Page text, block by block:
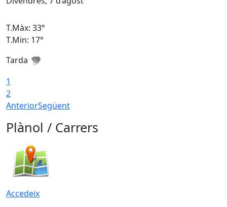
T.Màx: 33°
T.Min: 17°
Tarda
1
2
AnteriorSegüent
Plànol / Carrers
Accedeix